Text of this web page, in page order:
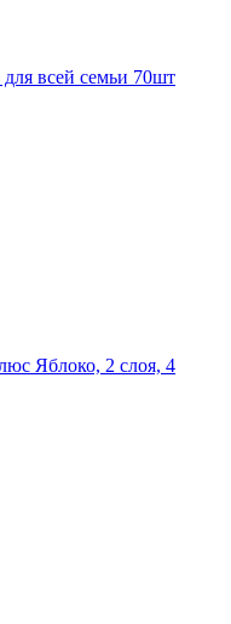
всей семьи 70шт
Яблоко, 2 слоя, 4